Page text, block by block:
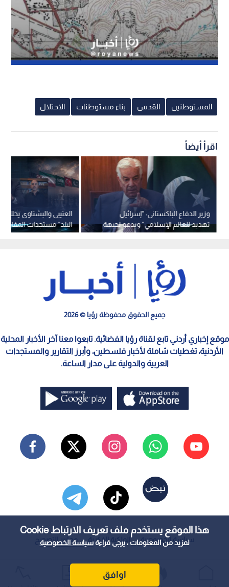
هذا الموقع يستخدم ملف تعريف الارتباط Cookie
لمزيد من المعلومات ، يرجى قراءةسياسة الخصوصية
اوافق
المستوطنين القدس بناء مستوطنات الاحتلال
اقرأ أيضاً
العتيبي والبشتاوي
البلد" مستجدات
الإيرانية والتحالف الثلاثي
وزير الدفاع الباكستاني: "إسرائيل
تهديد للعالم الإسلامي" ويدعو لجبهة
عسكرية موحدة
جميع الحقوق محفوظة رؤيا © 2026
موقع إخباري أردني تابع لقناة رؤيا الفضائية. تابعوا معنا آخر الأخبار المحلية
الأردنية، تغطيات شاملة لأخبار فلسطين، وأبرز التقارير والمستجدات
العربية والدولية على مدار الساعة.
سياسة الخصوصية الملكية الفكرية معايير التصحيح